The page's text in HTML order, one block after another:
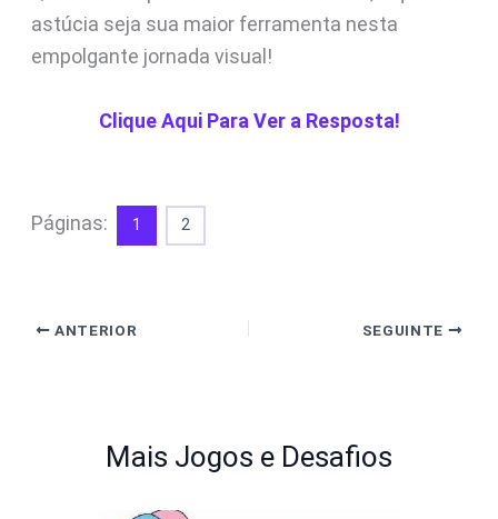
astúcia seja sua maior ferramenta nesta
empolgante jornada visual!
Clique Aqui Para Ver a Resposta!
Páginas: 1 2
ANTERIOR SEGUINTE
Mais Jogos e Desafios